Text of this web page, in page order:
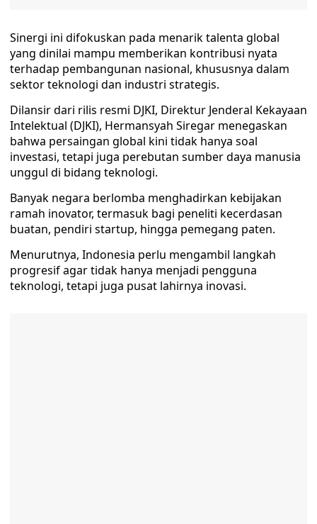
Sinergi ini difokuskan pada menarik talenta global
yang dinilai mampu memberikan kontribusi nyata
terhadap pembangunan nasional, khususnya dalam
sektor teknologi dan industri strategis.
Dilansir dari rilis resmi DJKI, Direktur Jenderal Kekayaan
Intelektual (DJKI), Hermansyah Siregar menegaskan
bahwa persaingan global kini tidak hanya soal
investasi, tetapi juga perebutan sumber daya manusia
unggul di bidang teknologi.
Banyak negara berlomba menghadirkan kebijakan
ramah inovator, termasuk bagi peneliti kecerdasan
buatan, pendiri startup, hingga pemegang paten.
Menurutnya, Indonesia perlu mengambil langkah
progresif agar tidak hanya menjadi pengguna
teknologi, tetapi juga pusat lahirnya inovasi.